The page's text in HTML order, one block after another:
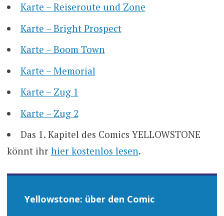
Karte – Reiseroute und Zone
Karte – Bright Prospect
Karte – Boom Town
Karte – Memorial
Karte – Zug 1
Karte – Zug 2
Das 1. Kapitel des Comics YELLOWSTONE
könnt ihr hier kostenlos lesen.
Yellowstone: über den Comic